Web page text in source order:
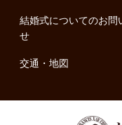
結婚式についてのお問
せ
交通・地図